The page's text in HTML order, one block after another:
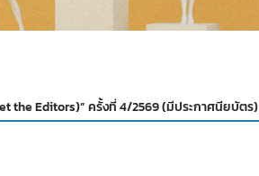
the Editors)” ครั้งที่ 4/2569 (มีประกาศนียบัตร)